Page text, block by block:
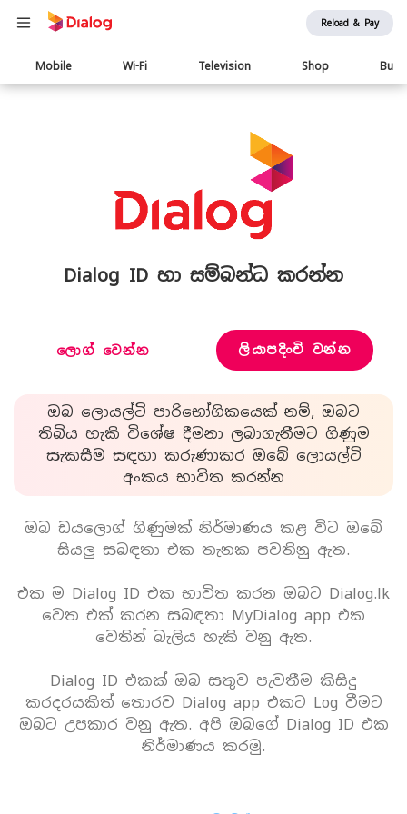
Reload & Pay
Main
navigation
Mobile Wi-Fi Television Shop
Dialog ID හා සම්බන්ධ කරන්න
ලොග් වෙන්න ලියාපදිංචි වන්න
ඔබ ලොයල්ටි පාරිභෝගිකයෙක් නම්, ඔබට
තිබිය හැකි විශේෂ දීමනා ලබාගැනීමට ගිණුම
සැකසීම සඳහා කරුණාකර ඔබේ ලොයල්ටි
අංකය භාවිත කරන්න
ඔබ ඩයලොග් ගිණුමක් නිර්මාණය කළ විට ඔබේ
සියලු සබඳතා එක තැනක පවතිනු ඇත.
එක ම Dialog ID එක භාවිත කරන ඔබට Dialog.lk
වෙත එක් කරන සබඳතා MyDialog app එක
වෙතින් බැලිය හැකි වනු ඇත.
Dialog ID එකක් ඔබ සතුව පැවතීම කිසිදු
කරදරයකිත් තොරව Dialog app එකට Log වීමට
ඔබට උපකාර වනු ඇත. අපි ඔබගේ Dialog ID එක
නිර්මාණය කරමු.